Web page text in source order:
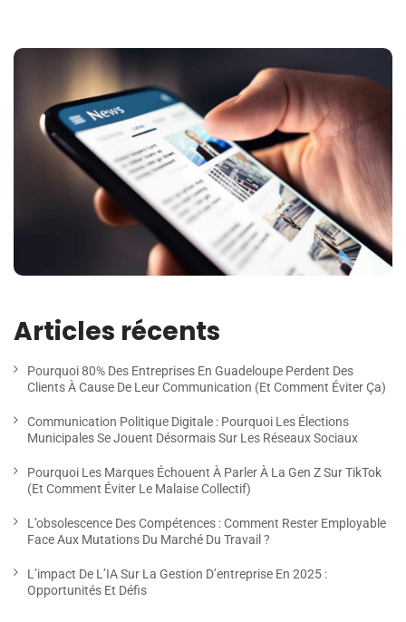
Articles récents
Pourquoi 80% Des Entreprises En Guadeloupe Perdent Des
Clients À Cause De Leur Communication (et Comment Éviter Ça)
Communication Politique Digitale : Pourquoi Les Élections
Municipales Se Jouent Désormais Sur Les Réseaux Sociaux
Pourquoi Les Marques Échouent À Parler À La Gen Z Sur TikTok
(et Comment Éviter Le Malaise Collectif)
L’obsolescence Des Compétences : Comment Rester Employable
Face Aux Mutations Du Marché Du Travail ?
L’impact De L’IA Sur La Gestion D’entreprise En 2025 :
Opportunités Et Défis